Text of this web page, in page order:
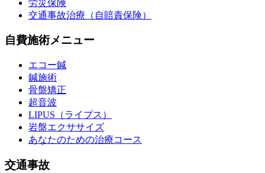
労災保険
交通事故治療（自賠責保険）
自費施術メニュー
エコー鍼
鍼施術
骨盤矯正
超音波
LIPUS（ライプス）
岩盤エクササイズ
あなたのための治療コース
交通事故